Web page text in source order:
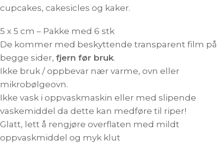
cupcakes, cakesicles og kaker.
5 x 5 cm – Pakke med 6 stk
De kommer med beskyttende transparent film på
begge sider, fjern før bruk.
Ikke bruk / oppbevar nær varme, ovn eller
mikrobølgeovn.
Ikke vask i oppvaskmaskin eller med slipende
vaskemiddel da dette kan medføre til riper!
Glatt, lett å rengjøre overflaten med mildt
oppvaskmiddel og myk klut